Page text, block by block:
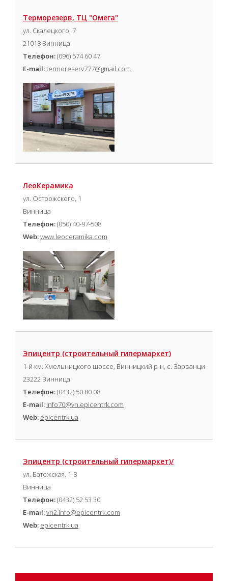
Терморезерв, ТЦ "Омега"
ул. Скалецкого, 7
21018 Винница
Телефон:(096) 574 60 47
E-mail:termoreserv777@gmail.com
ЛеоКерамика
ул. Острожского, 1
Винница
Телефон:(050) 40-97-508
Web:www.leoceramika.com
Эпицентр (cтроительный гипермаркет)
1-й км. Хмельницкого шоссе, Винницкий р-н, с. Зарванци
23222 Винница
Телефон:(0432) 50 80 08
E-mail: info70@vn.epicentrk.com
Web: epicentrk.ua
Эпицентр (cтроительный гипермаркет)/
ул. Батожская, 1-В
Винница
Телефон:(0432) 52 53 30
E-mail:vn2.info@epicentrk.com
Web: epicentrk.ua